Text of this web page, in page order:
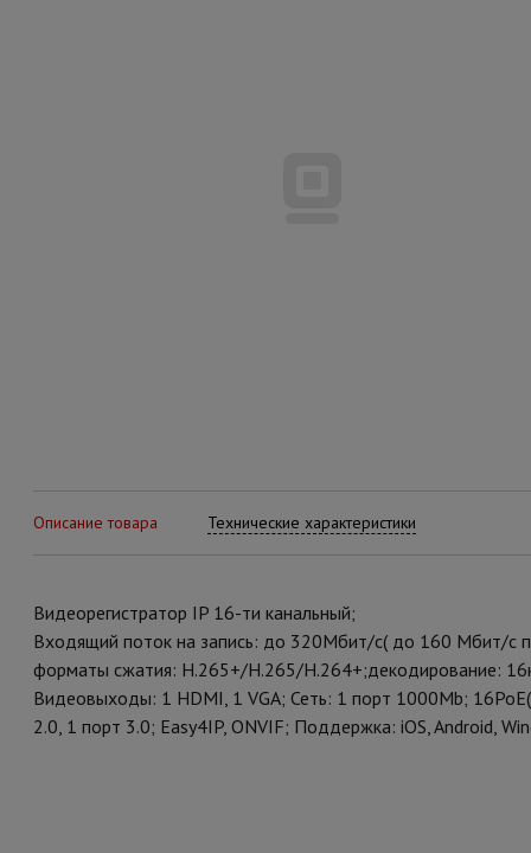
Описание товара Технические характеристики
Видеорегистратор IP 16-ти канальный;
Входящий поток на запись: до 320Мбит/с( до 160 Мбит/с
форматы сжатия: H.265+/H.265/H.264+;декодирование:
Видеовыходы: 1 HDMI, 1 VGA; Сеть: 1 порт 1000Mb;
2.0, 1 порт 3.0; Easy4IP, ONVIF; Поддержка: iOS, Android,